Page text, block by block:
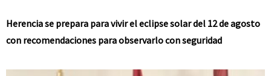
Herencia se prepara para vivir el eclipse solar del 12 de agosto
con recomendaciones para observarlo con seguridad